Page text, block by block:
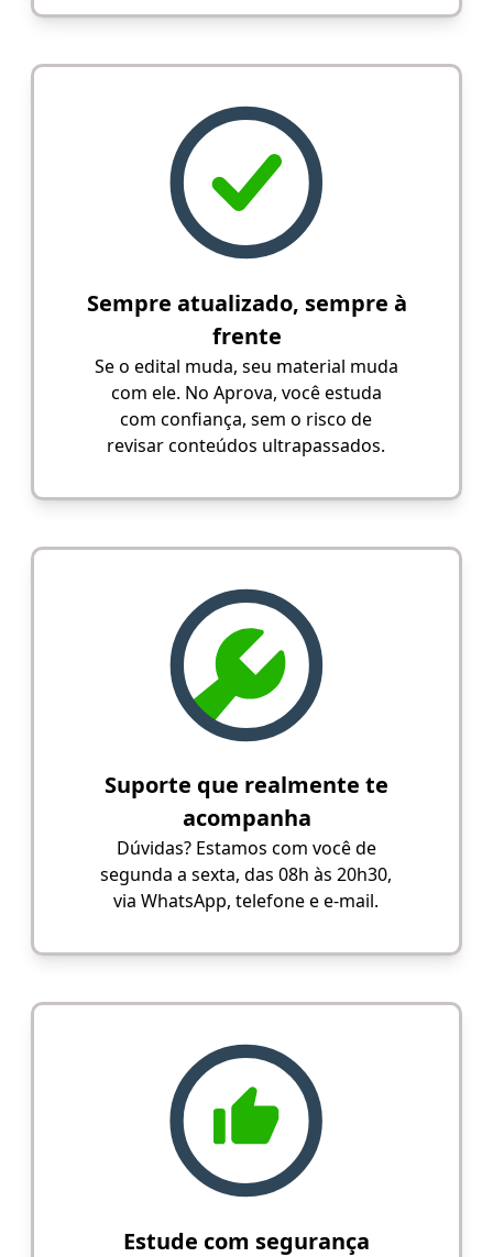
Sempre atualizado, sempre à
frente
Se o edital muda, seu material muda
com ele. No Aprova, você estuda
com confiança, sem o risco de
revisar conteúdos ultrapassados.
Suporte que realmente te
acompanha
Dúvidas? Estamos com você de
segunda a sexta, das 08h às 20h30,
via WhatsApp, telefone e e-mail.
Estude com segurança